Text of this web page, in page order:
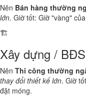
Nên Bán hàng thường
lớn. Giờ tốt: Giờ "vàng"
🏗️
Xây dựng / BĐS
Nên Thi công thường
thay đổi thiết kế lớn. Giờ
đặt móng.